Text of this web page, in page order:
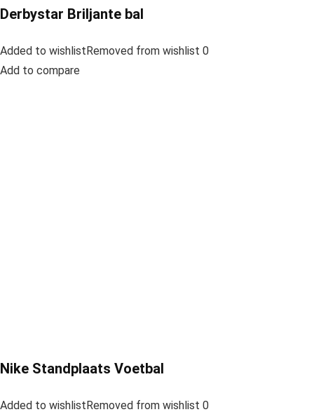
Derbystar Briljante bal
Added to wishlistRemoved from wishlist 0
Add to compare
Nike Standplaats Voetbal
Added to wishlistRemoved from wishlist 0